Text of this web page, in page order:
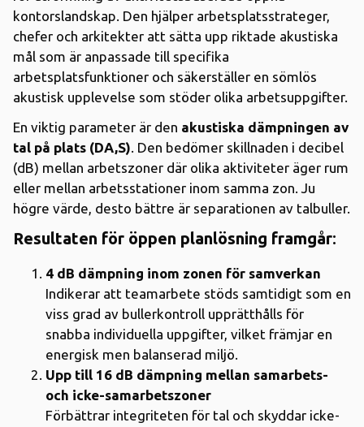
kontorslandskap. Den hjälper arbetsplatsstrateger,
chefer och arkitekter att sätta upp riktade akustiska
mål som är anpassade till specifika
arbetsplatsfunktioner och säkerställer en sömlös
akustisk upplevelse som stöder olika arbetsuppgifter.
En viktig parameter är den akustiska dämpningen av
tal på plats (DA,S) . Den bedömer skillnaden i decibel
(dB) mellan arbetszoner där olika aktiviteter äger rum
eller mellan arbetsstationer inom samma zon. Ju
högre värde, desto bättre är separationen av talbuller.
Resultaten för öppen planlösning framgår:
4 dB dämpning inom zonen för samverkan
Indikerar att teamarbete stöds samtidigt som en
viss grad av bullerkontroll upprätthålls för
snabba individuella uppgifter, vilket främjar en
energisk men balanserad miljö.
Upp till 16 dB dämpning mellan samarbets-
och icke-samarbetszoner
Förbättrar integriteten för tal och skyddar icke-